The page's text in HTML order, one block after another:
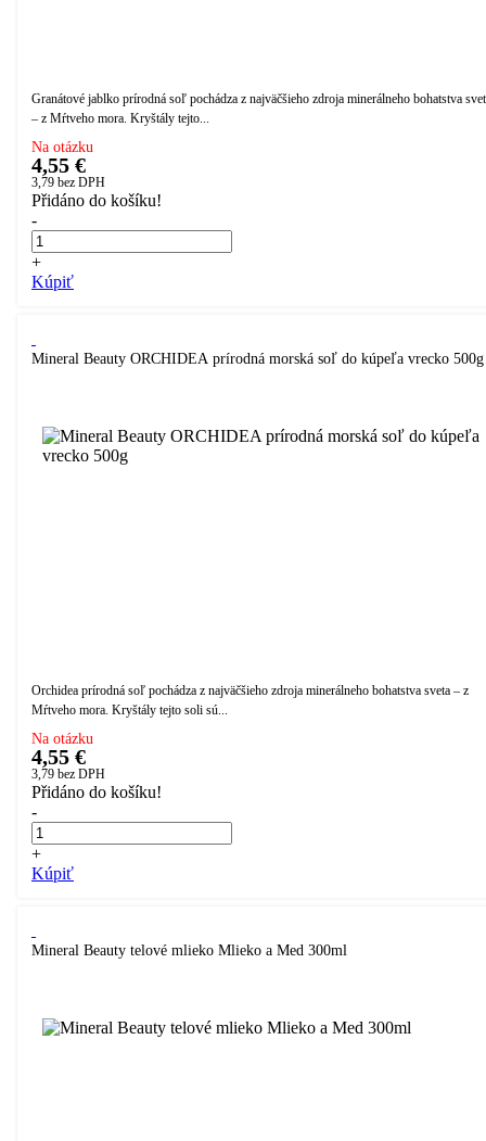
Granátové jablko prírodná soľ pochádza z najväčšieho zdroja minerálneho bohatstva
– z Mŕtveho mora. Kryštály tejto...
Na otázku
4,55 €
3,79 bez DPH
Přidáno do košíku!
-
+
Kúpiť
Mineral Beauty ORCHIDEA prírodná morská soľ do kúpeľa vrecko 500g
Orchidea prírodná soľ pochádza z najväčšieho zdroja minerálneho bohatstva sveta – z
Mŕtveho mora. Kryštály tejto soli sú...
Na otázku
4,55 €
3,79 bez DPH
Přidáno do košíku!
-
+
Kúpiť
Mineral Beauty telové mlieko Mlieko a Med 300ml